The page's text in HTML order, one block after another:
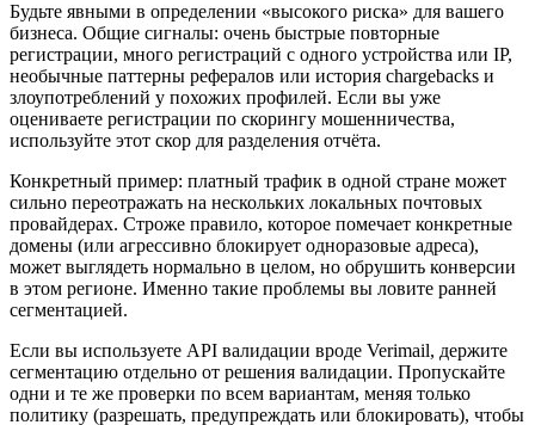
Будьте явными в определении «высокого риска» для вашего
бизнеса. Общие сигналы: очень быстрые повторные
регистрации, много регистраций с одного устройства или IP,
необычные паттерны рефералов или история chargebacks и
злоупотреблений у похожих профилей. Если вы уже
оцениваете регистрации по скорингу мошенничества,
используйте этот скор для разделения отчёта.
Конкретный пример: платный трафик в одной стране может
сильно переотражать на нескольких локальных почтовых
провайдерах. Строже правило, которое помечает конкретные
домены (или агрессивно блокирует одноразовые адреса),
может выглядеть нормально в целом, но обрушить конверсии
в этом регионе. Именно такие проблемы вы ловите ранней
сегментацией.
Если вы используете API валидации вроде Verimail, держите
сегментацию отдельно от решения валидации. Пропускайте
одни и те же проверки по всем вариантам, меняя только
политику (разрешать, предупреждать или блокировать), чтобы